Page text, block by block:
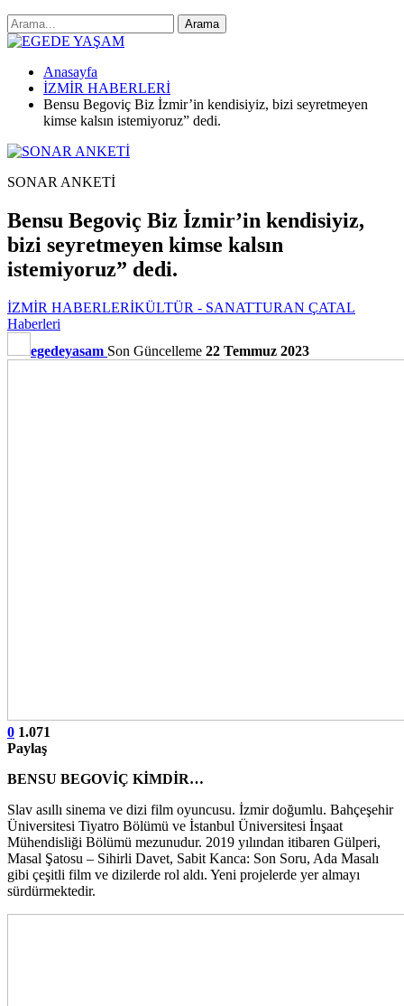
Anasayfa
İZMİR HABERLERİ
Bensu Begoviç Biz İzmir’in kendisiyiz, bizi seyretmeyen
kimse kalsın istemiyoruz” dedi.
SONAR ANKETİ
Bensu Begoviç Biz İzmir’in kendisiyiz,
bizi seyretmeyen kimse kalsın
istemiyoruz” dedi.
İZMİR HABERLERİKÜLTÜR - SANATTURAN ÇATAL
Haberleri
egedeyasam Son Güncelleme 22 Temmuz 2023
0 1.071
Paylaş
BENSU BEGOVİÇ KİMDİR…
Slav asıllı sinema ve dizi film oyuncusu. İzmir doğumlu. Bahçeşehir
Üniversitesi Tiyatro Bölümü ve İstanbul Üniversitesi İnşaat
Mühendisliği Bölümü mezunudur. 2019 yılından itibaren Gülperi,
Masal Şatosu – Sihirli Davet, Sabit Kanca: Son Soru, Ada Masalı
gibi çeşitli film ve dizilerde rol aldı. Yeni projelerde yer almayı
sürdürmektedir.